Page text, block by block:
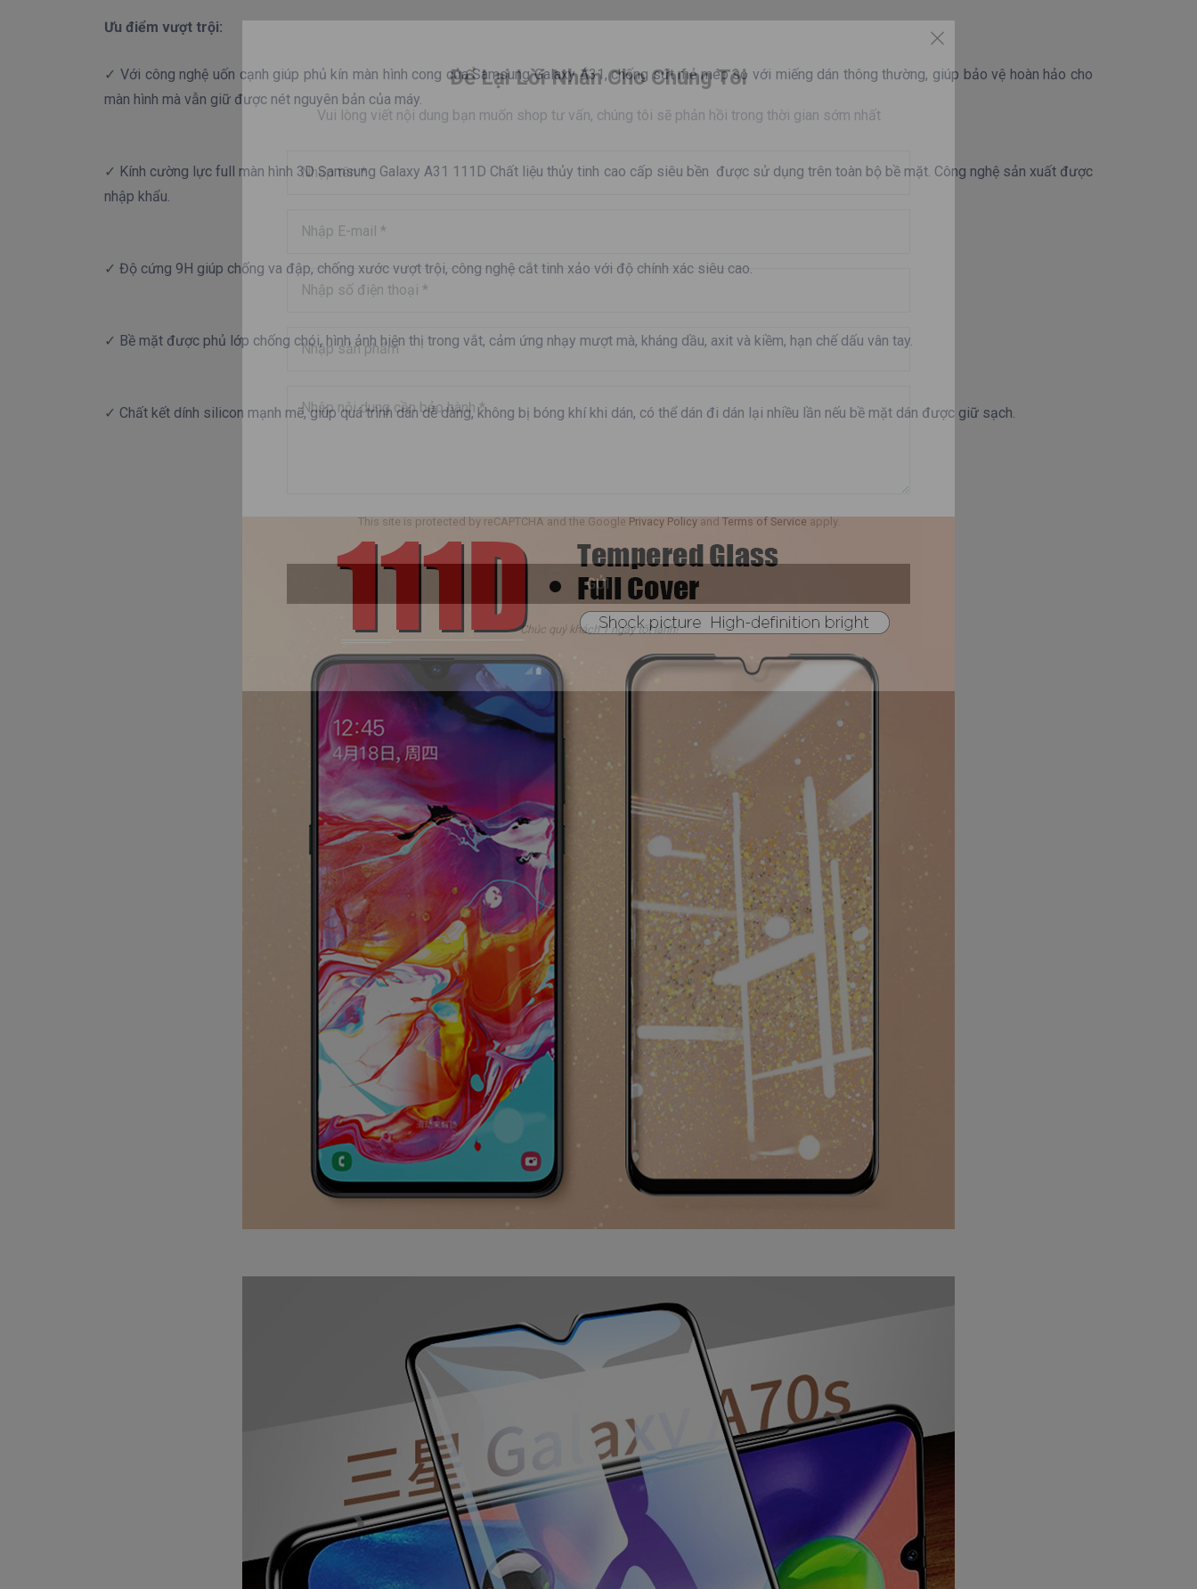
Để Lại Lời Nhắn Cho Chúng Tôi
This site is protected by reCAPTCHA and the Google Privacy Policy andTerms of Service
GỬI
Chúc quý khách 1 ngày tốt lành!
Ưu điểm vượt trội:
✓ Với công nghệ uốn cạnh giúp phủ kín màn hình cong của Samsung Galaxy A31, chống sứt mẻ mép so với miếng dán thông thường, giúp bảo vệ hoàn hảo cho
màn hình mà vẫn giữ được nét nguyên bản của máy.
✓ Kính cường lực full màn hình 3D Samsung Galaxy A31 111D Chất liệu thủy tinh cao cấp siêu bền được sử dụng trên toàn bộ bề mặt. Công nghệ sản xuất được
nhập khẩu.
✓ Độ cứng 9H giúp chống va đập, chống xước vượt trội, công nghệ cắt tinh xảo với độ chính xác siêu cao.
✓ Bề mặt được phủ lớp chống chói, hình ảnh hiện thị trong vắt, cảm ứng nhạy mượt mà, kháng dầu, axit và kiềm, hạn chế dấu vân tay.
✓ Chất kết dính silicon mạnh mẽ, giúp quá trình dán dễ dàng, không bị bóng khí khi dán, có thể dán đi dán lại nhiều lần nếu bề mặt dán được giữ sạch.